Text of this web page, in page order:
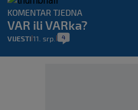
KOMENTAR TJEDNA
VAR ili VARka?
VIJESTI 11. srp. 4